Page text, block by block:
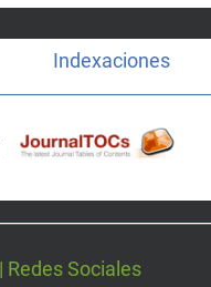
Indexaciones
| Redes Sociales